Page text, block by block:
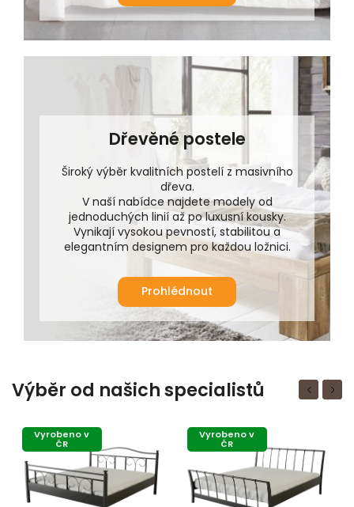
Dřevěné postele
Široký výběr kvalitních postelí z masivního
dřeva.
V naší nabídce najdete modely od
jednoduchých linií až po luxusní kousky.
Vynikají vysokou pevností, stabilitou a
elegantním designem pro každou ložnici.
Prohlédnout
Výběr od našich specialistů Previous
Vyrobeno v Vyrobeno v
Next